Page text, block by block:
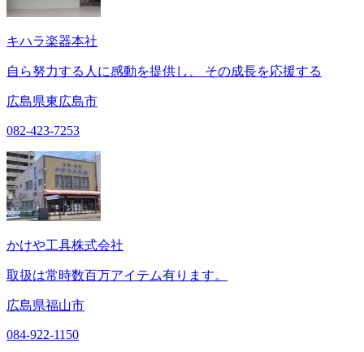
キハラ楽器本社
自ら努力する人に感動を提供し、 その成長を応援する
広島県東広島市
082-423-7253
かけや工具株式会社
取扱は常時数百万アイテム有ります。
広島県福山市
084-922-1150